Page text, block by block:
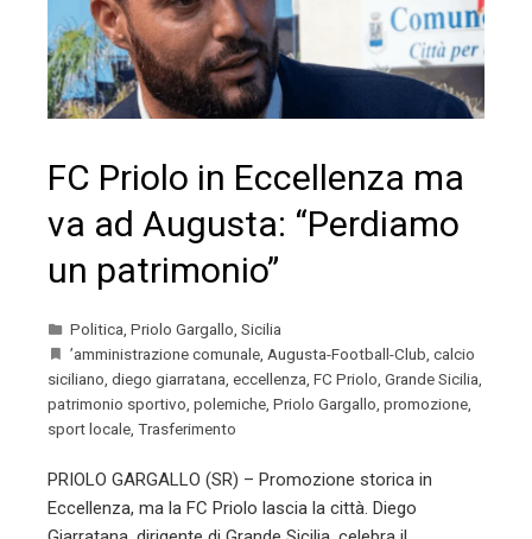
FC Priolo in Eccellenza ma
va ad Augusta: “Perdiamo
un patrimonio”
Politica, Priolo Gargallo, Sicilia
’amministrazione comunale, Augusta-Football-Club, calcio
siciliano, diego giarratana, eccellenza, FC Priolo, Grande Sicilia,
patrimonio sportivo, polemiche, Priolo Gargallo, promozione,
sport locale, Trasferimento
PRIOLO GARGALLO (SR) – Promozione storica in
Eccellenza, ma la FC Priolo lascia la città. Diego